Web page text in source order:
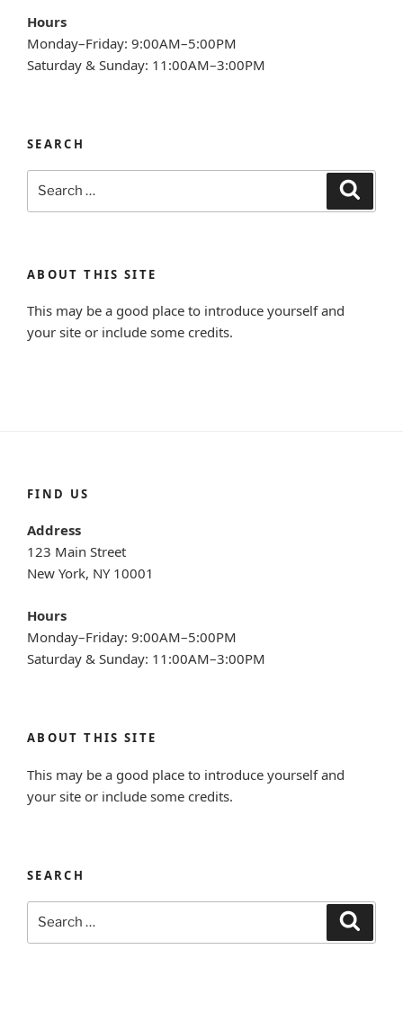
Hours
Monday–Friday: 9:00AM–5:00PM
Saturday & Sunday: 11:00AM–3:00PM
SEARCH
ABOUT THIS SITE
This may be a good place to introduce yourself and
your site or include some credits.
FIND US
Address
123 Main Street
New York, NY 10001
Hours
Monday–Friday: 9:00AM–5:00PM
Saturday & Sunday: 11:00AM–3:00PM
ABOUT THIS SITE
This may be a good place to introduce yourself and
your site or include some credits.
SEARCH